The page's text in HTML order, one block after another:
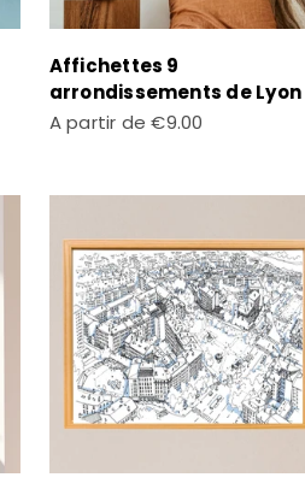
Affichettes 9
arrondissements de Lyon
Prix de vente
A partir de€9.00